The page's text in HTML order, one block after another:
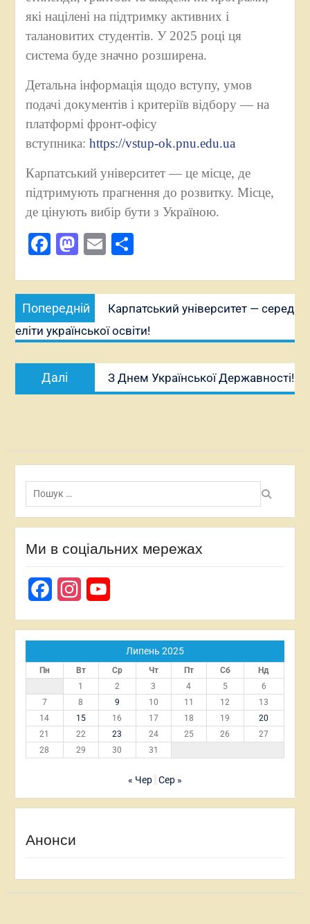
які націлені на підтримку активних і
талановитих студентів. У 2025 році ця
система буде значно розширена.
Детальна інформація щодо вступу, умов
подачі документів і критеріїв відбору — на
платформі фронт-офісу
вступника: https://vstup-ok.pnu.edu.ua
Карпатський університет — це місце, де
підтримують прагнення до розвитку. Місце,
де цінують вибір бути з Україною.
Facebook
Mastodon
EmailПоділитися
Навігація
записів
Попередній
запис:
Карпатський університет — серед
еліти української освіти!
Далі
запис:
З Днем Української Державності!
Пошук:
Ми в соціальних мережах
FacebookInstagram
Липень 2025
Пн Вт Ср Чт Пт Сб
Нд
1
2 3 4 5
6
7
8 9 10 11 12
13
14
15 16 17 18 19
20
21
22 23 24 25 26
27
28
29 30 31
« Чер Сер »
Анонси